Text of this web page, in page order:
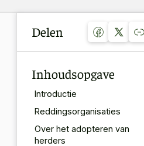
Delen
Inhoudsopgave
Introductie
Reddingsorganisaties
Over het adopteren van
herders